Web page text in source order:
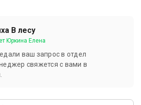
В лесу
Юркина Елена
ваш запрос в отдел
свяжется с вами в